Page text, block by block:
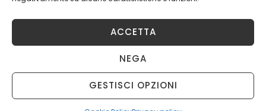
ACCETTA
NEGA
GESTISCI OPZIONI
Tags: